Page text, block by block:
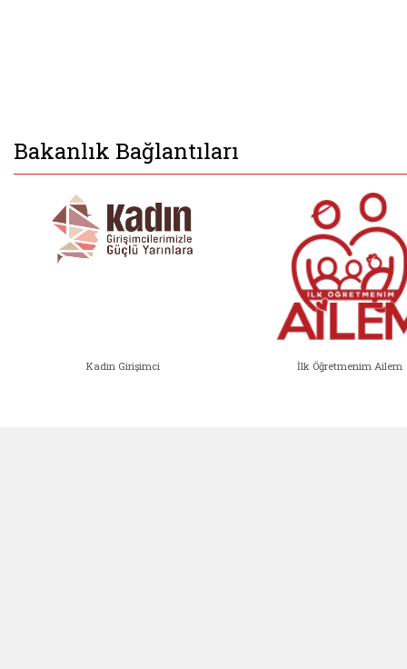
Bakanlık Bağlantıları
Kadın Girişimci İlk Öğretmenim Ailem